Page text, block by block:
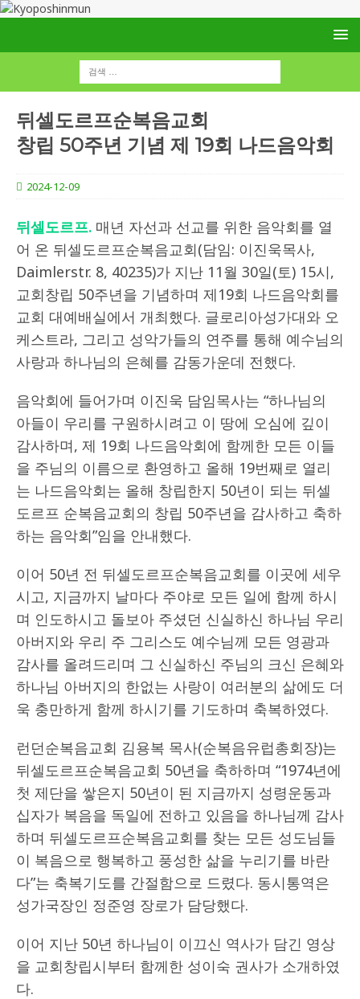
뒤셀도르프순복음교회
창립 50주년 기념 제 19회 나드음악회
2024-12-09
뒤셀도르프. 매년 자선과 선교를 위한 음악회를 열
어 온 뒤셀도르프순복음교회(담임: 이진욱목사,
Daimlerstr. 8, 40235)가 지난 11월 30일(토) 15시,
교회창립 50주년을 기념하며 제19회 나드음악회를
교회 대예배실에서 개최했다. 글로리아성가대와 오
케스트라, 그리고 성악가들의 연주를 통해 예수님의
사랑과 하나님의 은혜를 감동가운데 전했다.
음악회에 들어가며 이진욱 담임목사는 “하나님의
아들이 우리를 구원하시려고 이 땅에 오심에 깊이
감사하며, 제 19회 나드음악회에 함께한 모든 이들
을 주님의 이름으로 환영하고 올해 19번째로 열리
는 나드음악회는 올해 창립한지 50년이 되는 뒤셀
도르프 순복음교회의 창립 50주년을 감사하고 축하
하는 음악회”임을 안내했다.
이어 50년 전 뒤셀도르프순복음교회를 이곳에 세우
시고, 지금까지 날마다 주야로 모든 일에 함께 하시
며 인도하시고 돌보아 주셨던 신실하신 하나님 우리
아버지와 우리 주 그리스도 예수님께 모든 영광과
감사를 올려드리며 그 신실하신 주님의 크신 은혜와
하나님 아버지의 한없는 사랑이 여러분의 삶에도 더
욱 충만하게 함께 하시기를 기도하며 축복하였다.
런던순복음교회 김용복 목사(순복음유럽총회장)는
뒤셀도르프순복음교회 50년을 축하하며 “1974년에
첫 제단을 쌓은지 50년이 된 지금까지 성령운동과
십자가 복음을 독일에 전하고 있음을 하나님께 감사
하며 뒤셀도르프순복음교회를 찾는 모든 성도님들
이 복음으로 행복하고 풍성한 삶을 누리기를 바란
다”는 축복기도를 간절함으로 드렸다. 동시통역은
성가국장인 정준영 장로가 담당했다.
이어 지난 50년 하나님이 이끄신 역사가 담긴 영상
을 교회창립시부터 함께한 성이숙 권사가 소개하였
다.